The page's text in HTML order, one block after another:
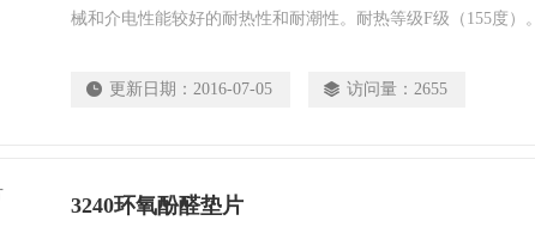
械和介电性能较好的耐热性和耐潮性。耐热等级F级（155度）。
更新日期： 2016-07-05 访问量： 2655
3240环氧酚醛垫片